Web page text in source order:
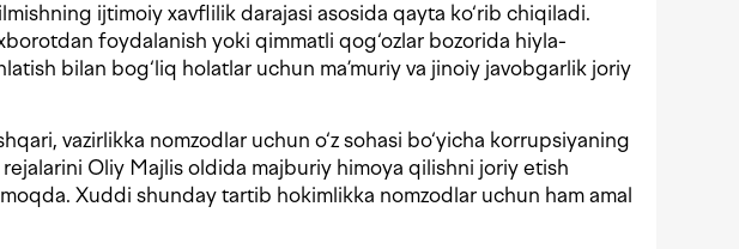
ijtimoiy xavflilik darajasi asosida qayta ko‘rib chiqiladi.
foydalanish yoki qimmatli qog‘ozlar bozorida hiyla-
bilan bog‘liq holatlar uchun ma’muriy va jinoiy javobgarlik joriy
vazirlikka nomzodlar uchun o‘z sohasi bo‘yicha korrupsiyaning
Oliy Majlis oldida majburiy himoya qilishni joriy etish
Xuddi shunday tartib hokimlikka nomzodlar uchun ham amal